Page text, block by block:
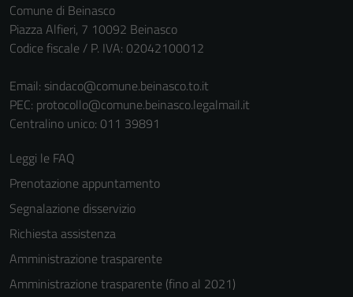
Comune di Beinasco
Piazza Alfieri, 7 10092 Beinasco
Codice fiscale / P. IVA: 02042100012
Email: sindaco@comune.beinasco.to.it
PEC: protocollo@comune.beinasco.legalmail.it
Centralino unico: 011 39891
Leggi le FAQ
Prenotazione appuntamento
Segnalazione disservizio
Richiesta assistenza
Amministrazione trasparente
Amministrazione trasparente (fino al 2021)